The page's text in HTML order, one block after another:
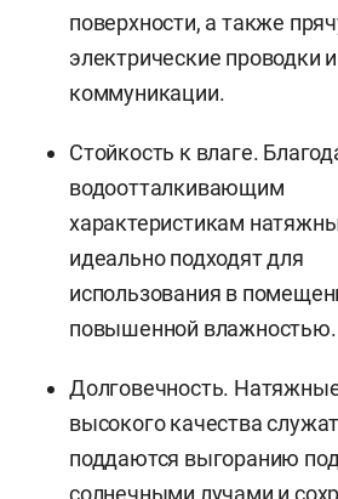
поверхности, а также
электрические проводки
коммуникации.
Стойкость к влаге.
водоотталкивающим
характеристикам
идеально подходят для
использования в
повышенной влажностью.
Долговечность.
высокого качества
поддаются выгоранию под
солнечными лучами и